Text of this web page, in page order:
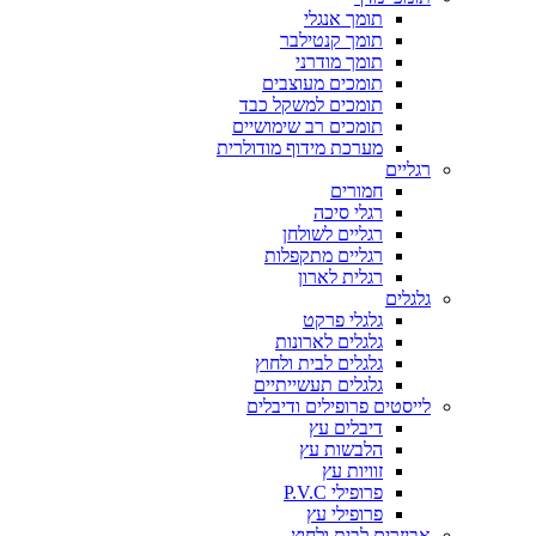
תומך אנגלי
תומך קנטילבר
תומך מודרני
תומכים מעוצבים
תומכים למשקל כבד
תומכים רב שימושיים
מערכת מידוף מודולרית
רגליים
חמורים
רגלי סיכה
רגליים לשולחן
רגליים מתקפלות
רגלית לארון
גלגלים
גלגלי פרקט
גלגלים לארונות
גלגלים לבית ולחוץ
גלגלים תעשייתיים
לייסטים פרופילים ודיבלים
דיבלים עץ
הלבשות עץ
זוויות עץ
פרופילי P.V.C
פרופילי עץ